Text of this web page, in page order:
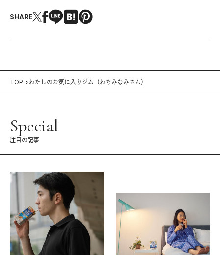
SHARE
TOP わたしのお気に入りジム（わちみなみさん）
Special
注目の記事